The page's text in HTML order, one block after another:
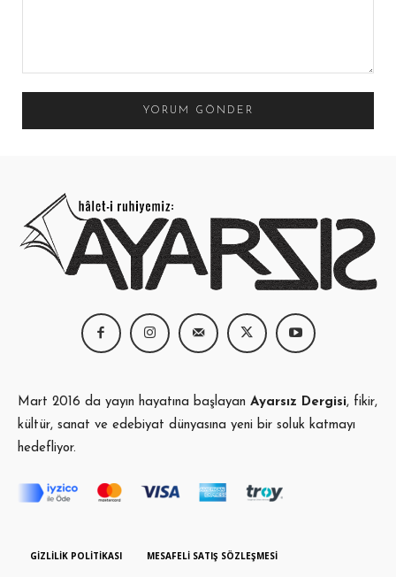
Mart 2016 da yayın hayatına başlayan Ayarsız Dergisi, fikir,
kültür, sanat ve edebiyat dünyasına yeni bir soluk katmayı
hedefliyor.
GIZLILIK POLITIKASI MESAFELI SATIŞ SÖZLEŞMESI